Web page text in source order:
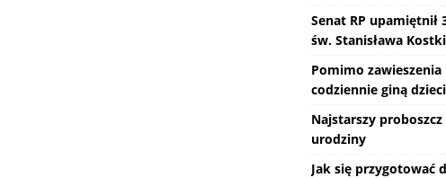
Senat RP upamiętnił
św. Stanisława Kostki
Pomimo
codziennie giną dzieci
Najstarszy
urodziny
Jak się przygotować